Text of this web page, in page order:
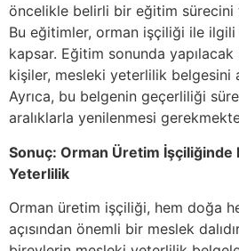
öncelikle belirli bir eğitim sürecini
Bu eğitimler, orman işçiliği ile
kapsar. Eğitim sonunda yapılacak
kişiler, mesleki yeterlilik belgesini
Ayrıca, bu belgenin geçerliliği
aralıklarla yenilenmesi
Sonuç: Orman Üretim İşçiliğinde
Yeterlilik
Orman üretim işçiliği, hem doğa
açısından önemli bir meslek